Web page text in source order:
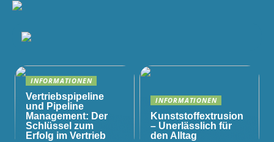
INFORMATIONEN
Vertriebspipeline
und Pipeline
Management: Der
Schlüssel zum
Erfolg im Vertrieb
INFORMATIONEN
Kunststoffextrusion
– Unerlässlich für
den Alltag